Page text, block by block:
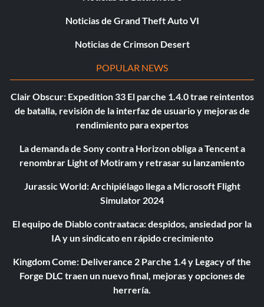
Noticias de Grand Theft Auto VI
Noticias de Crimson Desert
POPULAR NEWS
Clair Obscur: Expedition 33 El parche 1.4.0 trae reintentos
de batalla, revisión de la interfaz de usuario y mejoras de
rendimiento para expertos
La demanda de Sony contra Horizon obliga a Tencent a
renombrar Light of Motiram y retrasar su lanzamiento
Jurassic World: Archipiélago llega a Microsoft Flight
Simulator 2024
El equipo de Diablo contraataca: despidos, ansiedad por la
IA y un sindicato en rápido crecimiento
Kingdom Come: Deliverance 2 Parche 1.4 y Legacy of the
Forge DLC traen un nuevo final, mejoras y opciones de
herrería.